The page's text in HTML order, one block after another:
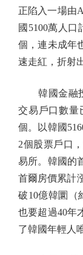
正陷入一場由
國5100萬人
個，連未成年
速走紅，折射
韓國金融投
交易戶口數量
個。以韓國
2個股票戶口
易所。韓國的
首爾房價累計
破10億韓圜（
也要超過40年
了韓國年輕人